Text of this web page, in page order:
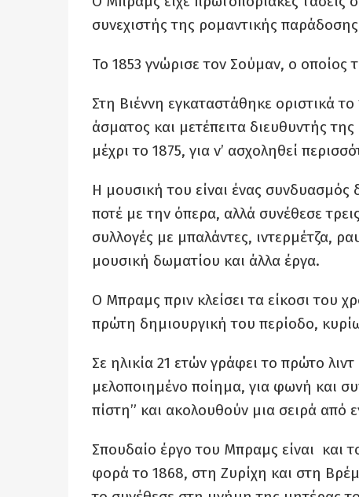
συνεχιστής της ρομαντικής
Το 1853 γνώρισε τον Σούμαν, ο οποίος
Στη Βιέννη εγκαταστάθηκε οριστικά
άσματος και μετέπειτα διευθυντής
μέχρι το 1875, για ν’ ασχοληθεί
Η μουσική του είναι ένας
ποτέ με την όπερα, αλλά συνέθεσε
συλλογές με μπαλάντες, ιντερμέτζα,
μουσική δωματίου και άλλα έργα.
Ο Μπραμς πριν κλείσει τα είκοσι του
πρώτη δημιουργική του περίοδο,
Σε ηλικία 21 ετών γράφει το πρώτο
μελοποιημένο ποίημα, για φωνή και
πίστη” και ακολουθούν μια σειρά από
Σπουδαίο έργο του Μπραμς είναι και
φορά το 1868, στη Ζυρίχη και στη